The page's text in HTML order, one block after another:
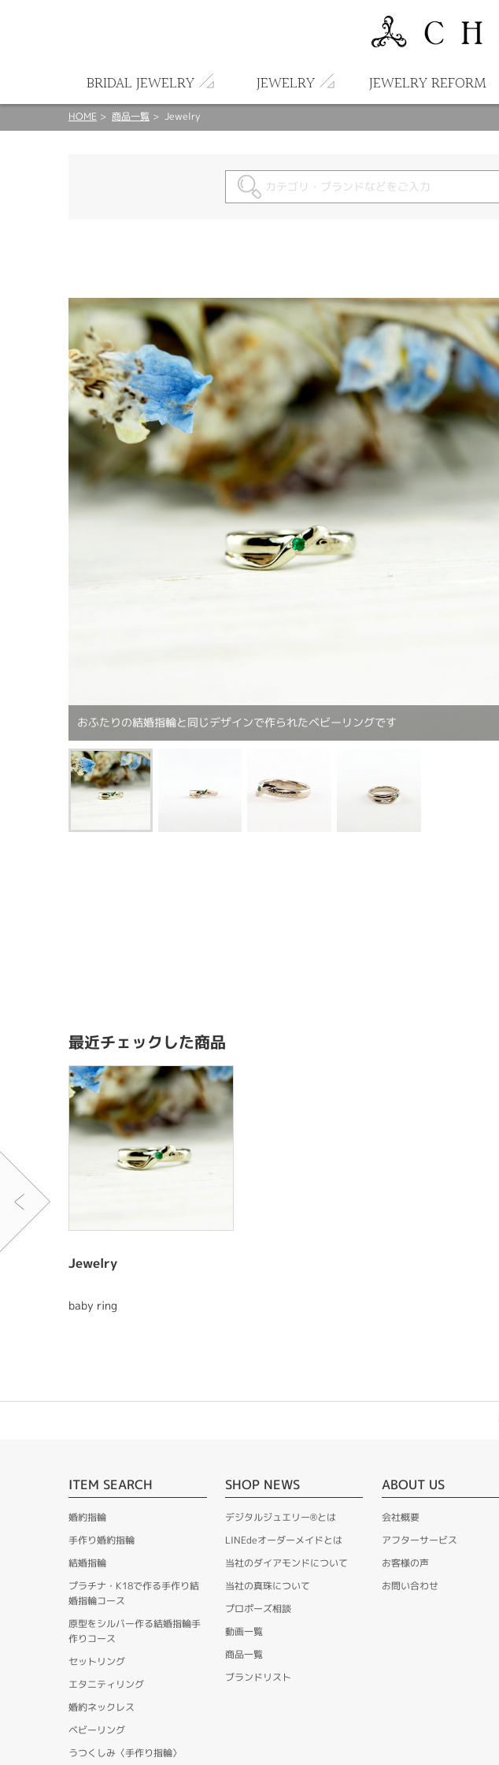
BRIDAL JEWELRY JEWELRY JEWELRY REFORM
HOME 商品一覧 Jewelry
おふたりの結婚指輪と同じデザインで作られたベビーリングです
最近チェックした商品
Jewelry
baby ring
ITEM SEARCH
婚約指輪
手作り婚約指輪
結婚指輪
プラチナ・K18で作る手作り結
婚指輪コース
原型をシルバー作る結婚指輪手
作りコース
セットリング
エタニティリング
婚約ネックレス
ベビーリング
うつくしみ〈手作り指輪〉
SHOP NEWS
デジタルジュエリー®とは
LINEdeオーダーメイドとは
当社のダイアモンドについて
当社の真珠について
プロポーズ相談
動画一覧
商品一覧
ブランドリスト
ABOUT US
会社概要
アフターサービス
お客様の声
お問い合わせ